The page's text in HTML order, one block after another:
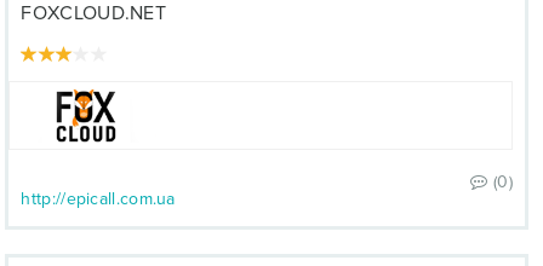
FOXCLOUD.NET
(0)
http://epicall.com.ua